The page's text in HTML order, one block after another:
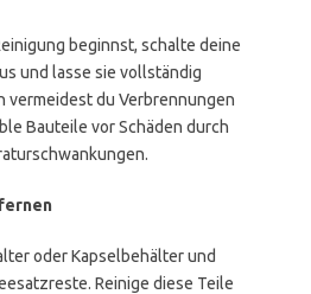
beginnst, schalte deine
und lasse sie vollständig
vermeidest du Verbrennungen
Bauteile vor Schäden durch
oder Kapselbehälter und
Reinige diese Teile